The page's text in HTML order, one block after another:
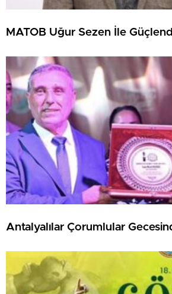
MATOB Uğur Sezen İle
Antalyalılar Çorumlular